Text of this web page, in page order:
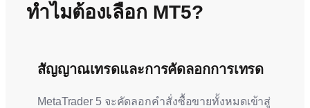
ทำไมต้องเลือก MT5?
สัญญาณเทรดและการคัดลอกการเทรด
MetaTrader 5 จะคัดลอกคำสั่งซื้อขายทั้งหมดเข้าสู่